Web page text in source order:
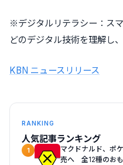
※デジタルリテラシー：ス
どのデジタル技術を理解し
KBN ニュースリリース
RANKING
人気記事ランキング
1
マクドナルド、ポ
売へ 全12種のお